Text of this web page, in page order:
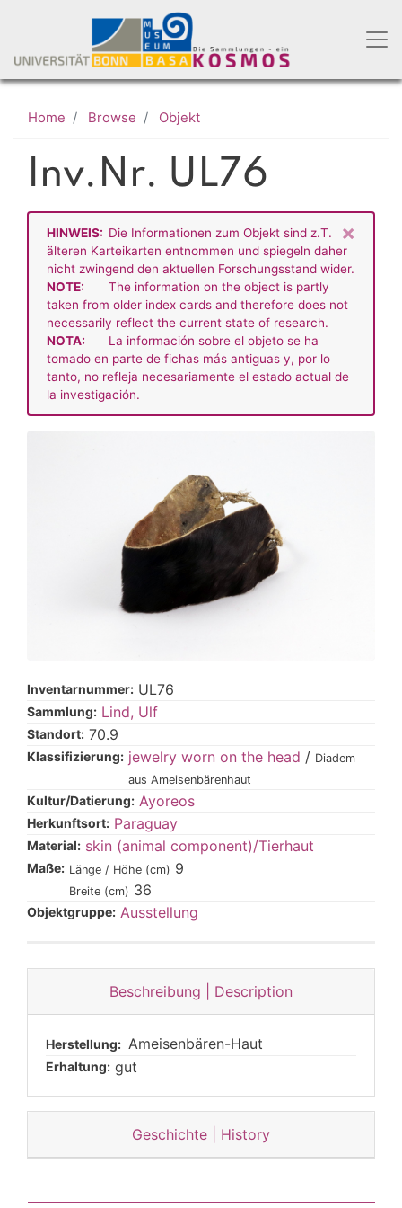
main
content
Home Browse Objekt
Inv.Nr. UL76
×
HINWEIS: Die Informationen zum Objekt sind z.T.
älteren Karteikarten entnommen und spiegeln daher
nicht zwingend den aktuellen Forschungsstand wider.
NOTE:
The information on the object is partly
taken from older index cards and therefore does not
necessarily reflect the current state of research.
NOTA:
La información sobre el objeto se ha
tomado en parte de fichas más antiguas y, por lo
tanto, no refleja necesariamente el estado actual de
la investigación.
Inventarnummer: UL76
Sammlung: Lind, Ulf
Standort: 70.9
Klassifizierung: jewelry worn on the head / Diadem
aus Ameisenbärenhaut
Kultur/Datierung: Ayoreos
Herkunftsort: Paraguay
Material: skin (animal component)/Tierhaut
Maße: Länge / Höhe (cm) 9
Breite (cm) 36
Objektgruppe: Ausstellung
Beschreibung | Description
Herstellung: Ameisenbären-Haut
Erhaltung: gut
Geschichte | History